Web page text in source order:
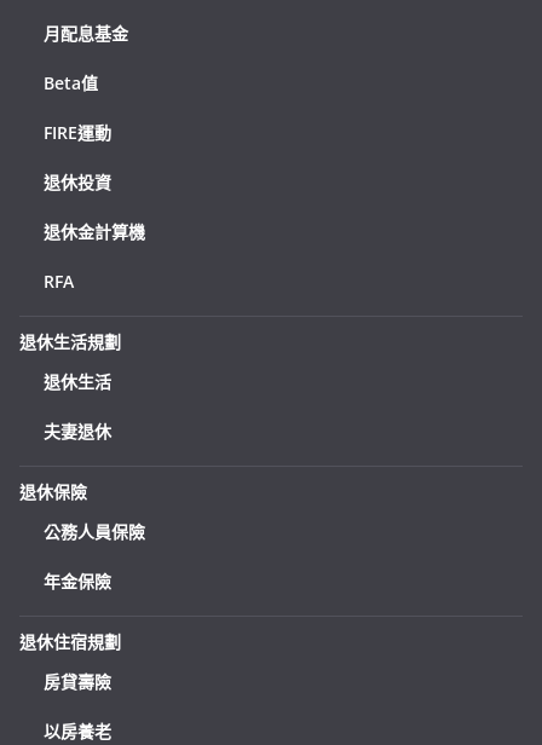
月配息基金
Beta值
FIRE運動
退休投資
退休金計算機
RFA
退休生活規劃
退休生活
夫妻退休
退休保險
公務人員保險
年金保險
退休住宿規劃
房貸壽險
以房養老